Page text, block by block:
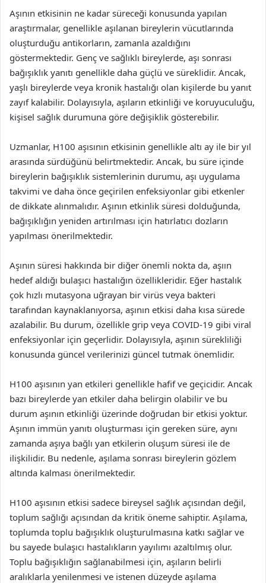
Aşının etkisinin ne kadar süreceği konusunda yapılan
araştırmalar, genellikle aşılanan bireylerin vücutlarında
oluşturduğu antikorların, zamanla azaldığını
göstermektedir. Genç ve sağlıklı bireylerde, aşı sonrası
bağışıklık yanıtı genellikle daha güçlü ve süreklidir. Ancak,
yaşlı bireylerde veya kronik hastalığı olan kişilerde bu yanıt
zayıf kalabilir. Dolayısıyla, aşıların etkinliği ve koruyuculuğu,
kişisel sağlık durumuna göre değişiklik gösterebilir.
Uzmanlar, H100 aşısının etkisinin genellikle altı ay ile bir yıl
arasında sürdüğünü belirtmektedir. Ancak, bu süre içinde
bireylerin bağışıklık sistemlerinin durumu, aşı uygulama
takvimi ve daha önce geçirilen enfeksiyonlar gibi etkenler
de dikkate alınmalıdır. Aşının etkinlik süresi dolduğunda,
bağışıklığın yeniden artırılması için hatırlatıcı dozların
yapılması önerilmektedir.
Aşının süresi hakkında bir diğer önemli nokta da, aşıın
hedef aldığı bulaşıcı hastalığın özellikleridir. Eğer hastalık
çok hızlı mutasyona uğrayan bir virüs veya bakteri
tarafından kaynaklanıyorsa, aşının etkisi daha kısa sürede
azalabilir. Bu durum, özellikle grip veya COVID-19 gibi viral
enfeksiyonlar için geçerlidir. Dolayısıyla, aşının sürekliliği
konusunda güncel verilerinizi güncel tutmak önemlidir.
H100 aşısının yan etkileri genellikle hafif ve geçicidir. Ancak
bazı bireylerde yan etkiler daha belirgin olabilir ve bu
durum aşının etkinliği üzerinde doğrudan bir etkisi yoktur.
Aşının immün yanıtı oluşturması için gereken süre, aynı
zamanda aşıya bağlı yan etkilerin oluşum süresi ile de
ilişkilidir. Bu nedenle, aşılama sonrası bireylerin gözlem
altında kalması önerilmektedir.
H100 aşısının etkisi sadece bireysel sağlık açısından değil,
toplum sağlığı açısından da kritik öneme sahiptir. Aşılama,
toplumda toplu bağışıklık oluşturulmasına katkı sağlar ve
bu sayede bulaşıcı hastalıkların yayılımı azaltılmış olur.
Toplu bağışıklığın sağlanabilmesi için, aşıların belirli
aralıklarla yenilenmesi ve istenen düzeyde aşılama